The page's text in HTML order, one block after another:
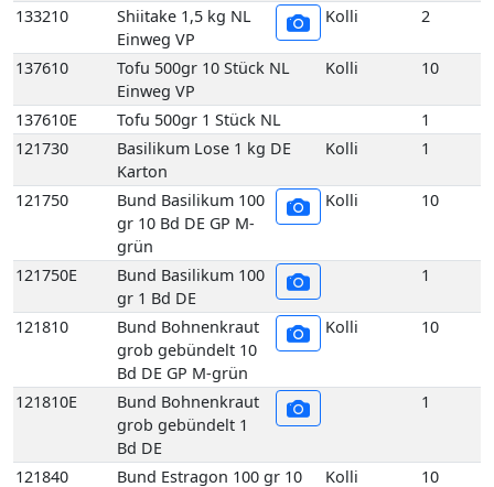
133210
Shiitake 1,5 kg NL
Einweg VP
Kolli 2
137610
Tofu 500gr 10 Stück NL
Einweg VP
Kolli 10
137610E Tofu 500gr 1 Stück NL
1
121730
Basilikum Lose 1 kg DE
Karton
Kolli 1
121750
Bund Basilikum 100
gr 10 Bd DE GP M-
grün
Kolli 10
121750E
Bund Basilikum 100
gr 1 Bd DE
1
121810
Bund Bohnenkraut
grob gebündelt 10
Bd DE GP M-grün
Kolli 10
121810E
Bund Bohnenkraut
grob gebündelt 1
Bd DE
1
121840 Bund Estragon 100 gr 10 Kolli 10